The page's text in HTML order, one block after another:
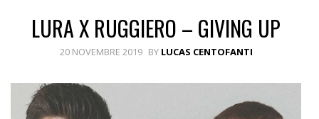
LURA X RUGGIERO – GIVING UP
20 NOVEMBRE 2019 BY LUCAS CENTOFANTI